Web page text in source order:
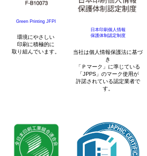
Green Printing JFPI
環境にやさしい
印刷に積極的に
取り組んでいます。
日本印刷個人情報
保護体制認定制度
当社は個人情報保護法に基づ
き
「Ｐマーク」に準じている
「JPPS」のマーク使用が
許諾されている認定業者で
す。